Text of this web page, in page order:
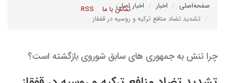
تماس با ما RSS صفحه‌اصلی اخبار
اخبار اصلی
تشدید تضاد منافع ترکیه و روسیه در قفقاز
چرا تنش به جمهوری های سابق شوروی بازگشته است؟